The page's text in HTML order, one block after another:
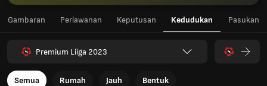
Gambaran Perlawanan Keputusan Kedudukan Pasukan
Premium Liiga 2023
Semua Rumah Jauh Bentuk